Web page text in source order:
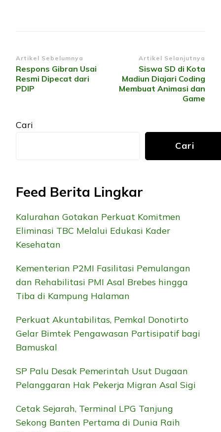
Navigasi
Artikel
Artikel Sebelumnya
Respons Gibran Usai
Resmi Dipecat dari
PDIP
Artikel Selanjutnya
Siswa SD di Kota
Madiun Diajari Coding
Membuat Animasi dan
Game
Cari
Cari
Feed Berita Lingkar
Kalurahan Gotakan Perkuat Komitmen
Eliminasi TBC Melalui Edukasi Kader
Kesehatan
Kementerian P2MI Fasilitasi Pemulangan
dan Rehabilitasi PMI Asal Brebes hingga
Tiba di Kampung Halaman
Perkuat Akuntabilitas, Pemkal Donotirto
Gelar Bimtek Pengawasan Partisipatif bagi
Bamuskal
SP Palu Desak Pemerintah Usut Dugaan
Pelanggaran Hak Pekerja Migran Asal Sigi
Cetak Sejarah, Terminal LPG Tanjung
Sekong Banten Pertama di Dunia Raih